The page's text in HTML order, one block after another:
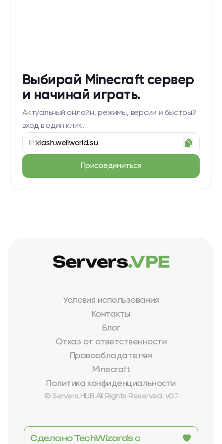
Выбирай Minecraft сервер
и начинай играть.
Актуальный онлайн, режимы, версии и быстрый
вход в один клик.
IP:klash.wellworld.su
Присоединиться
Условия использования
Контакты
Блог
Отказ от ответственности
Правообладателям
Minecraft
Политика конфиденциальности
© Servers.HUB All Rights Reserved. v0.1
Servers.VPE
Сделано TechWizards с